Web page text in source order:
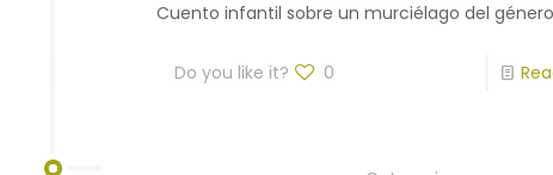
Cuento infantil sobre un murciélago del
Do you like it? 0